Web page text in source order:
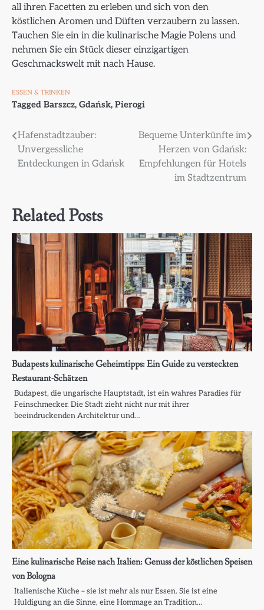
all ihren Facetten zu erleben und sich von den
köstlichen Aromen und Düften verzaubern zu lassen.
Tauchen Sie ein in die kulinarische Magie Polens und
nehmen Sie ein Stück dieser einzigartigen
Geschmackswelt mit nach Hause.
ESSEN & TRINKEN
Tagged Barszcz, Gdańsk, Pierogi
Beitragsnavigation
Hafenstadtzauber:
Unvergessliche
Entdeckungen in Gdańsk
Bequeme Unterkünfte im
Herzen von Gdańsk:
Empfehlungen für Hotels
im Stadtzentrum
Related Posts
Budapests kulinarische Geheimtipps: Ein Guide zu versteckten
Restaurant-Schätzen
Budapest, die ungarische Hauptstadt, ist ein wahres Paradies für
Feinschmecker. Die Stadt zieht nicht nur mit ihrer
beeindruckenden Architektur und…
Eine kulinarische Reise nach Italien: Genuss der köstlichen Speisen
von Bologna
Italienische Küche – sie ist mehr als nur Essen. Sie ist eine
Huldigung an die Sinne, eine Hommage an Tradition…